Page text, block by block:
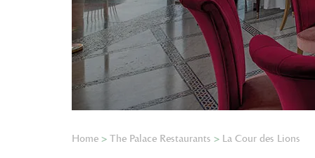
Home>The Palace Restaurants > La Cour des Lions